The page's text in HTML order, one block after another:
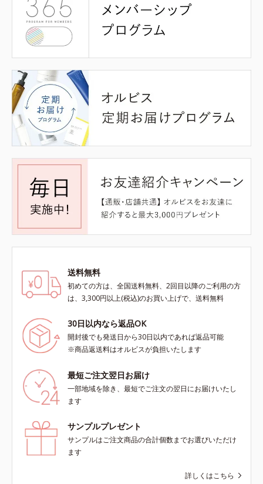
送料無料
初めての方は、全国送料無料、2回目以降のご利用の方
は、3,300円以上(税込)のお買い上げで、送料無料
30日以内なら返品OK
開封後でも発送日から30日以内であれば返品可能
※商品返送料はオルビスが負担いたします
最短ご注文翌日お届け
一部地域を除き、最短でご注文の翌日にお届けいたし
ます
サンプルプレゼント
サンプルはご注文商品の合計個数までお選びいただけ
ます
詳しくはこちら